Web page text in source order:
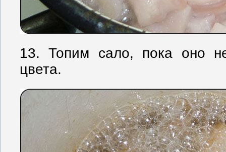
13. Топим сало, пока оно
цвета.